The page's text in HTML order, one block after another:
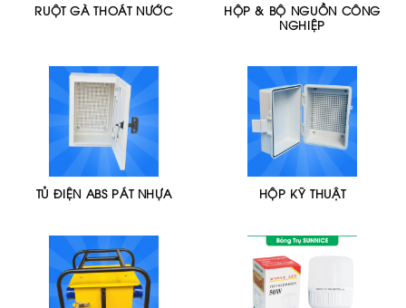
RUỘT GÀ THOÁT NƯỚC
HỘP & BỘ NGUỒN CÔNG
NGHIỆP
TỦ ĐIỆN ABS PÁT NHỰA HỘP KỸ THUẬT